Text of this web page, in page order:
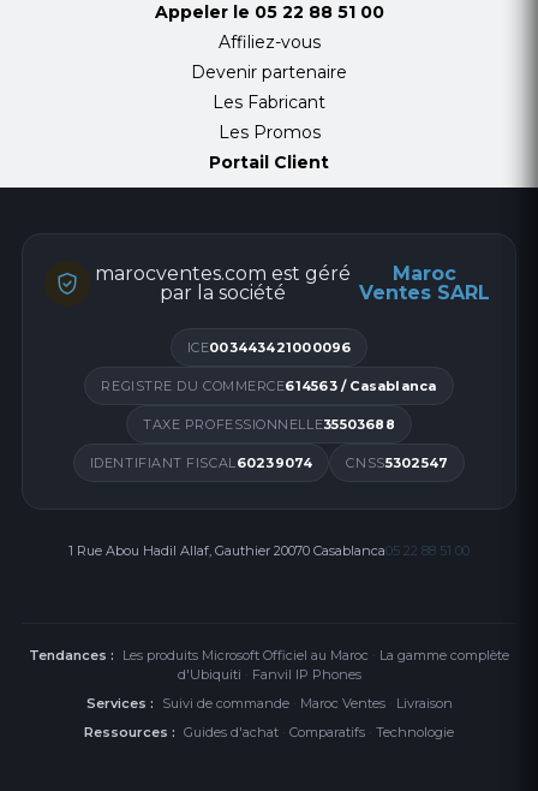
Appeler le 05 22 88 51 00
Affiliez-vous
Devenir partenaire
Les Fabricant
Les Promos
Portail Client
marocventes.com est géré
par la société
Maroc
Ventes SARL
ICE003443421000096
REGISTRE DU COMMERCE614563 / Casablanca
TAXE PROFESSIONNELLE35503688
IDENTIFIANT FISCAL60239074 CNSS5302547
1 Rue Abou Hadil Allaf, Gauthier 20070 Casablanca05 22 88 51 00
Tendances : Les produits Microsoft Officiel au Maroc · La gamme complète
d'Ubiquiti · Fanvil IP Phones
Services :
Suivi de commande· Maroc Ventes· Livraison
Ressources : Guides d'achat · Comparatifs · Technologie